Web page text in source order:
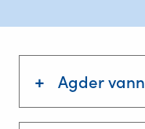
+ Agder